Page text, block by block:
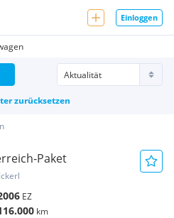
Einloggen
zurücksetzen
Paket
EZ
km